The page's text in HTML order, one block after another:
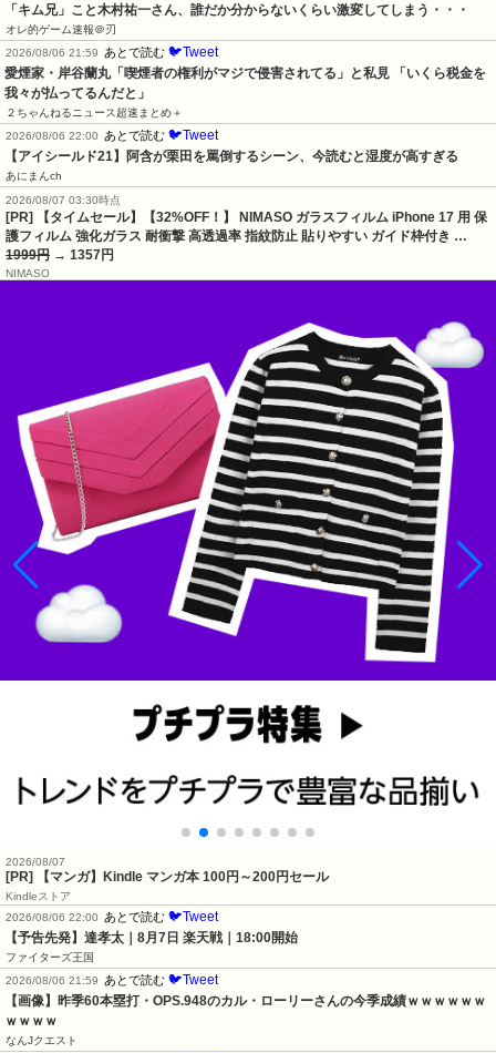
「キム兄」こと木村祐一さん、誰だか分からないくらい激変してしまう・・・
オレ的ゲーム速報＠刃
2026/08/06 21:59
あとで読む 🐦Tweet
愛煙家・岸谷蘭丸「喫煙者の権利がマジで侵害されてる」と私見 「いくら税金を
我々が払ってるんだと」
２ちゃんねるニュース超速まとめ＋
2026/08/06 22:00
あとで読む 🐦Tweet
【アイシールド21】阿含が栗田を罵倒するシーン、今読むと湿度が高すぎる
あにまんch
2026/08/07 03:30時点
[PR] 【タイムセール】【32%OFF！】 NIMASO ガラスフィルム iPhone 17 用 保
護フィルム 強化ガラス 耐衝撃 高透過率 指紋防止 貼りやすい ガイド枠付き …
1999円 → 1357円
NIMASO
2026/08/07
[PR] 【マンガ】Kindle マンガ本 100円～200円セール
Kindleストア
2026/08/06 22:00
あとで読む 🐦Tweet
【予告先発】達孝太｜8月7日 楽天戦｜18:00開始
ファイターズ王国
2026/08/06 21:59
あとで読む 🐦Tweet
【画像】昨季60本塁打・OPS.948のカル・ローリーさんの今季成績ｗｗｗｗｗｗ
ｗｗｗｗ
なんJクエスト